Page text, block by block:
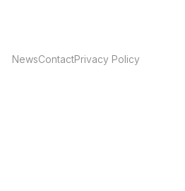
NewsContactPrivacy Policy